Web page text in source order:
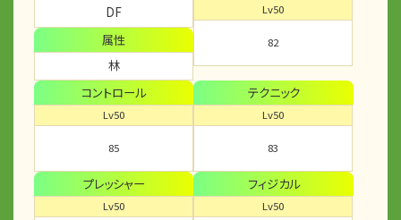
DF
属性
林
Lv50
82
コントロール
Lv50
85
テクニック
Lv50
83
プレッシャー
Lv50
フィジカル
Lv50